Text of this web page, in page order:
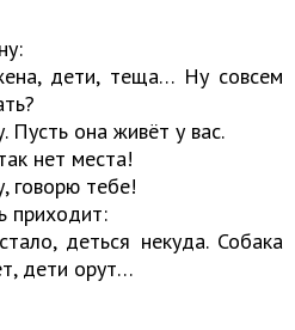
дети, теща… Ну совсем
она живёт у вас.
нет места!
говорю тебе!
приходит:
деться некуда. Собака
дети орут…